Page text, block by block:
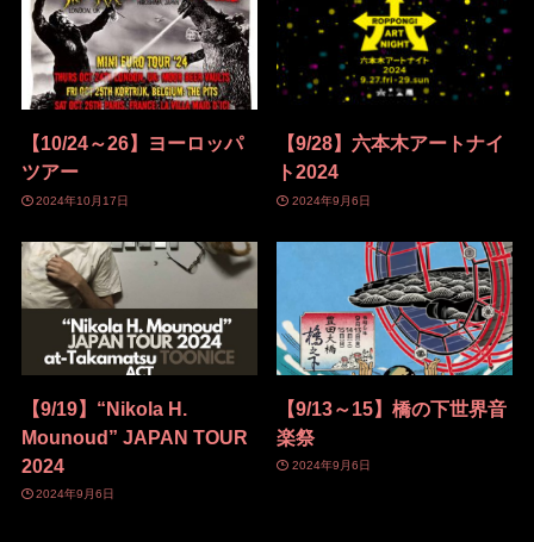
【10/24～26】ヨーロッパ
ツアー
2024年10月17日
【9/28】六本木アートナイ
ト2024
2024年9月6日
【9/19】“Nikola H.
Mounoud” JAPAN TOUR
2024
2024年9月6日
【9/13～15】橋の下世界音
楽祭
2024年9月6日